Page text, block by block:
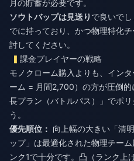
月の貯蓄が必要です。
ソウトバップは見送り で良いで
でに持っており、かつ物理特化
討してください。
課金プレイヤーの戦略
モノクローム購入よりも、イン
ーム = 月間2,700）の方が圧倒
長プラン（バトルパス）」でポ
う。
優先順位： 向上幅の大きい「清
ップ」は最適化された物理チー
ンク1で十分です。凸（ランク上